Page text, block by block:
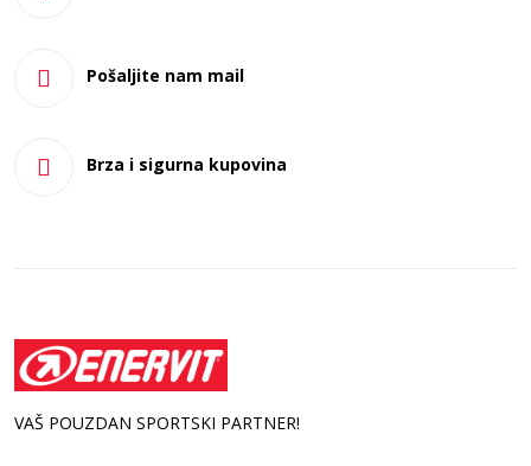
Pošaljite nam mail
Brza i sigurna kupovina
VAŠ POUZDAN SPORTSKI PARTNER!